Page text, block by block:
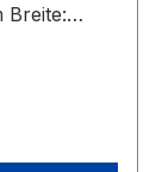
Breite: